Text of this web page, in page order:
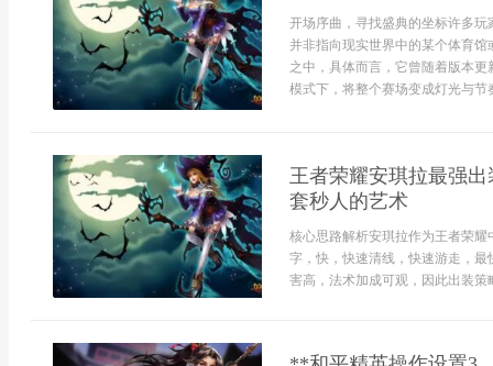
开场序曲，寻找盛典的坐标许多
并非指向现实世界中的某个体育
之中，具体而言，它曾随着版本
模式下，将整个赛场变成灯光与节
王者荣耀安琪拉最强
套秒人的艺术
核心思路解析安琪拉作为王者荣
字，快，快速清线，快速游走，
害高，法术加成可观，因此出装